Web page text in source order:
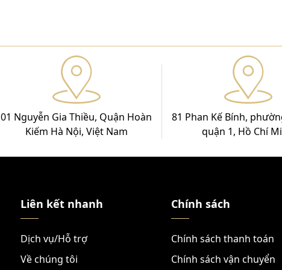
01 Nguyễn Gia Thiều, Quận Hoàn
Kiếm Hà Nội, Việt Nam
81 Phan Kế Bính,
quận 1, Hồ Chí
Liên kết nhanh
Dịch vụ/Hỗ trợ
Về chúng tôi
Chính sách
Chính sách thanh toán
Chính sách vận chuyển